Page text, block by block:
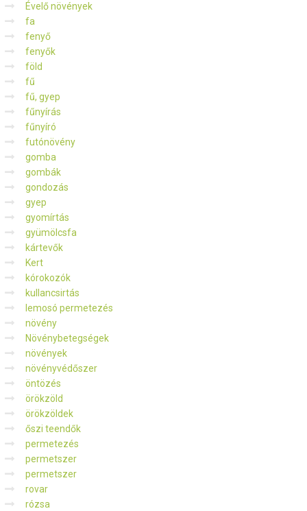
Évelő növények
fa
fenyő
fenyők
föld
fű
fű, gyep
fűnyírás
fűnyíró
futónövény
gomba
gombák
gondozás
gyep
gyomírtás
gyümölcsfa
kártevők
Kert
kórokozók
kullancsirtás
lemosó permetezés
növény
Növénybetegségek
növények
növényvédőszer
öntözés
örökzöld
örökzöldek
őszi teendők
permetezés
permetszer
permetszer
rovar
rózsa